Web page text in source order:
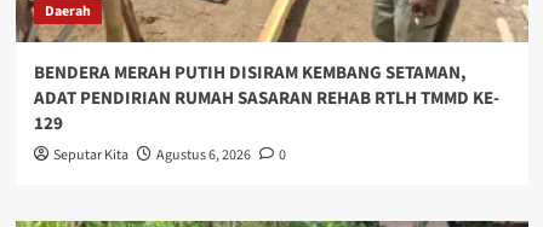
Daerah
BENDERA MERAH PUTIH DISIRAM KEMBANG SETAMAN,
ADAT PENDIRIAN RUMAH SASARAN REHAB RTLH TMMD KE-
129
Seputar Kita Agustus 6, 2026 0